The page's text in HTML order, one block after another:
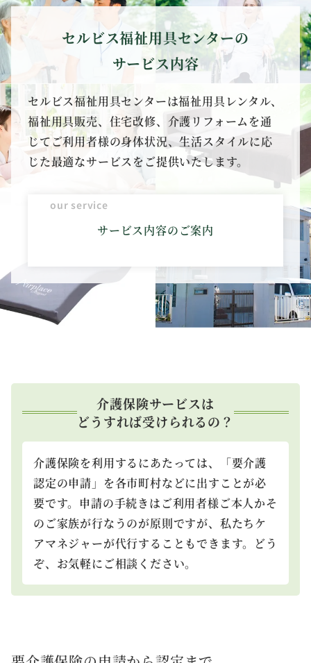
セルビス福祉用具センターの
サービス内容
セルビス福祉用具センターは福祉用具レンタル、
福祉用具販売、住宅改修、介護リフォームを通
じてご利用者様の身体状況、生活スタイルに応
じた最適なサービスをご提供いたします。
our service
サービス内容のご案内
介護保険サービスは
どうすれば受けられるの？
介護保険を利用するにあたっては、「要介護
認定の申請」を各市町村などに出すことが必
要です。申請の手続きはご利用者様ご本人かそ
のご家族が行なうのが原則ですが、私たちケ
アマネジャーが代行することもできます。どう
ぞ、お気軽にご相談ください。